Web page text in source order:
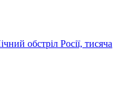
обстріл Росії, тисяча